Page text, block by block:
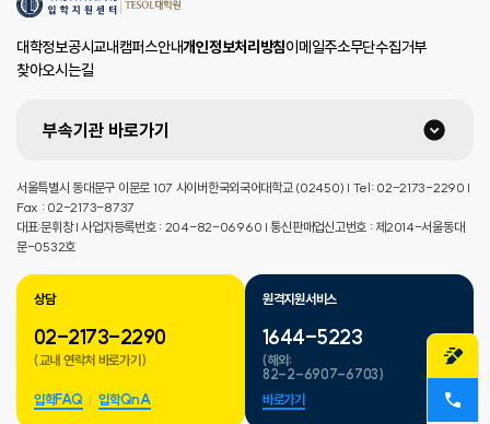
대학정보공시교내캠퍼스안내개인정보처리방침이메일주소무단수집거부
찾아오시는길
부속기관 바로가기
서울특별시 동대문구 이문로 107 사이버한국외국어대학교 (02450) | Tel: 02-2173-2290 |
Fax : 02-2173-8737
대표:문휘창 | 사업자등록번호 : 204-82-06960 | 통신판매업신고번호 : 제2014-서울동대
문-0532호
상담
02-2173-2290
(교내 연락처 바로가기)
입학FAQ 입학QnA
원격지원서비스
1644-5223
(해외:
82-2-6907-6703)
바로가기